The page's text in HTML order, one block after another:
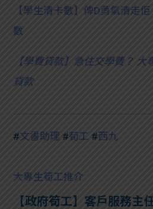
【學生清卡數】俾D勇氣清走
數
【學費貸款】急住交學費？ 大
貸款
#文書助理 #荀工 #西九
大專生筍工推介
【政府筍工】客戶服務主